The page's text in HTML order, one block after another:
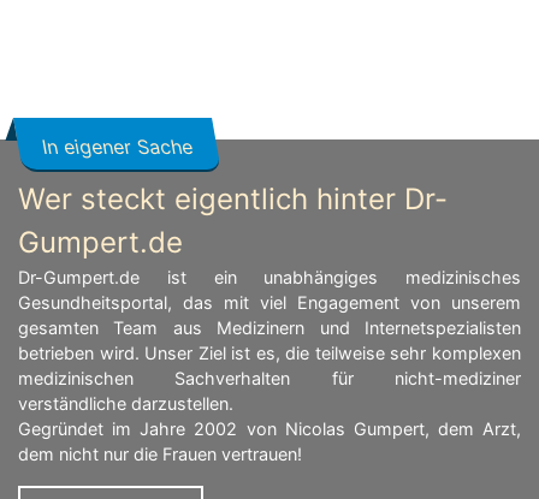
In eigener Sache
Wer steckt eigentlich hinter Dr-
Gumpert.de
Dr-Gumpert.de ist ein unabhängiges medizinisches
Gesundheitsportal, das mit viel Engagement von unserem
gesamten Team aus Medizinern und Internetspezialisten
betrieben wird. Unser Ziel ist es, die teilweise sehr komplexen
medizinischen Sachverhalten für nicht-mediziner
verständliche darzustellen.
Gegründet im Jahre 2002 von Nicolas Gumpert, dem Arzt,
dem nicht nur die Frauen vertrauen!